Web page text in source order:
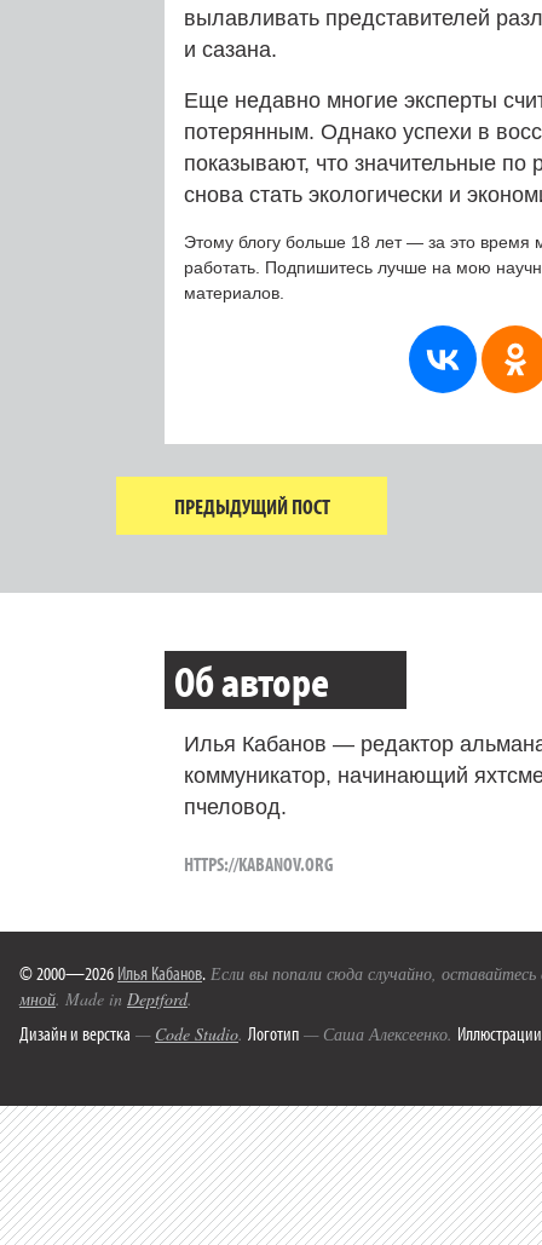
вылавливать представителей
и сазана.
Еще недавно многие эксперты
потерянным. Однако успехи в
показывают, что значительные по
снова стать экологически и
Этому блогу больше 18 лет — за это время
работать. Подпишитесь лучше на мою
материалов.
ПРЕДЫДУЩИЙ ПОСТ
Об авторе
Илья Кабанов — редактор
коммуникатор, начинающий
пчеловод.
HTTPS://KABANOV.ORG
© 2000—2026 Илья Кабанов. Если вы попали сюда случайно,
мной. Made in Deptford.
Дизайн и верстка — Code Studio. Логотип — Саша Алексеенко. Иллюстрации